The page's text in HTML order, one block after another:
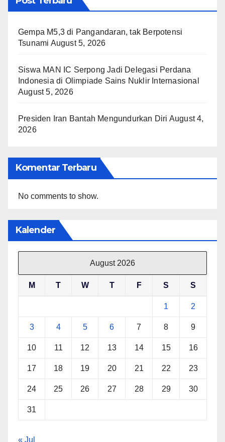
Gempa M5,3 di Pangandaran, tak Berpotensi
Tsunami August 5, 2026
Siswa MAN IC Serpong Jadi Delegasi Perdana
Indonesia di Olimpiade Sains Nuklir Internasional
August 5, 2026
Presiden Iran Bantah Mengundurkan Diri August 4,
2026
Komentar Terbaru
No comments to show.
Kalender
August 2026
M T W T F S S
1 2
3 4 5 6 7 8 9
10 11 12 13 14 15 16
17 18 19 20 21 22 23
24 25 26 27 28 29 30
31
« Jul